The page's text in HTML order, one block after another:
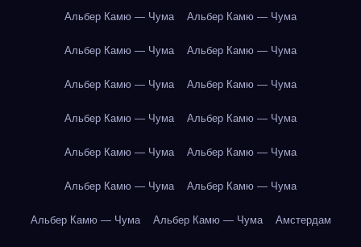
Альбер Камю — Чума Альбер Камю — Чума
Альбер Камю — Чума Альбер Камю — Чума
Альбер Камю — Чума Альбер Камю — Чума
Альбер Камю — Чума Альбер Камю — Чума
Альбер Камю — Чума Альбер Камю — Чума
Альбер Камю — Чума Альбер Камю — Чума
Альбер Камю — Чума Альбер Камю — Чума Амстердам